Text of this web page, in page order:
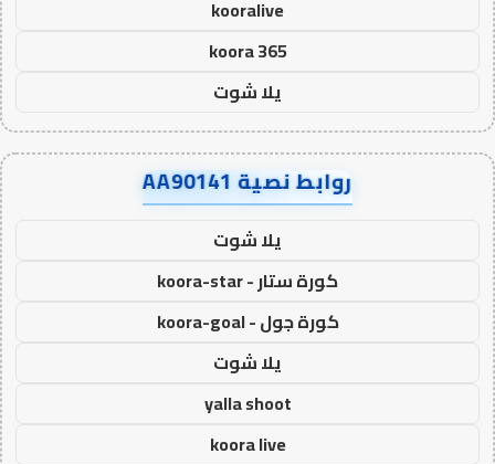
kooralive
koora 365
يلا شوت
روابط نصية AA90141
يلا شوت
كورة ستار - koora-star
كورة جول - koora-goal
يلا شوت
yalla shoot
koora live